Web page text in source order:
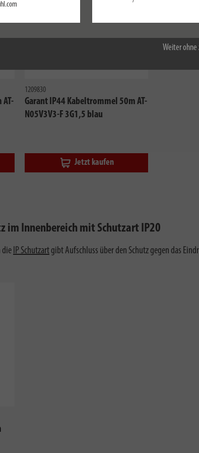
Alle akzeptieren
Weiter
1209830
Garant IP44 Kabeltrommel 50m AT-
N05V3V3-F 3G1,5 blau
Jetzt kaufen
im Innenbereich mit Schutzart IP20
die IP Schutzart gibt Aufschluss über den Schutz gegen das